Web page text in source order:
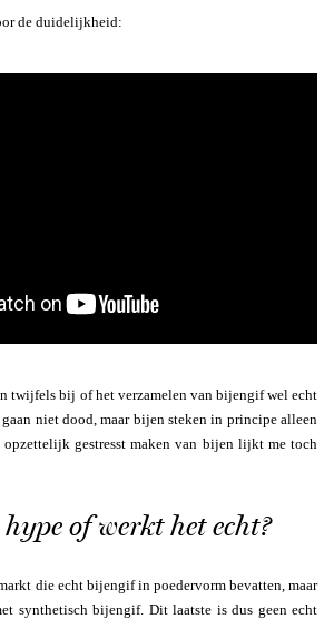
de duidelijkheid:
twijfels bij of het verzamelen van bijengif wel echt
niet dood, maar bijen steken in principe alleen
opzettelijk gestresst maken van bijen lijkt me toch
of werkt het echt?
die echt bijengif in poedervorm bevatten, maar
synthetisch bijengif. Dit laatste is dus geen echt